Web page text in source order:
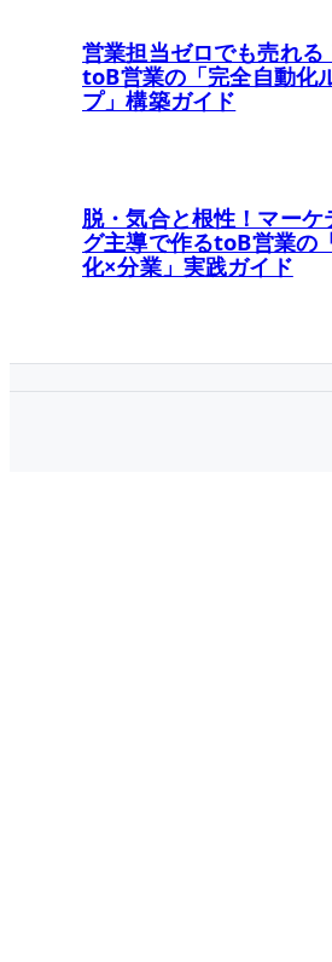
営業担当ゼロでも売れる
toB営業の「完全自動化
プ」構築ガイド
脱・気合と根性！マーケ
グ主導で作るtoB営業の
化×分業」実践ガイド